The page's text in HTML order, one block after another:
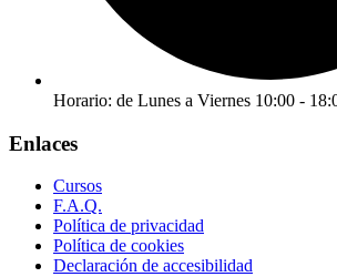
Horario: de Lunes a Viernes 10:00 -
Enlaces
Cursos
F.A.Q.
Política de privacidad
Política de cookies
Declaración de accesibilidad